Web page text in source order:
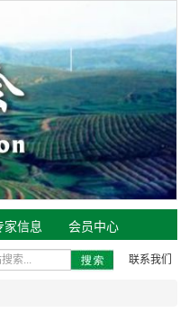
家信息 会员中心
联系我们